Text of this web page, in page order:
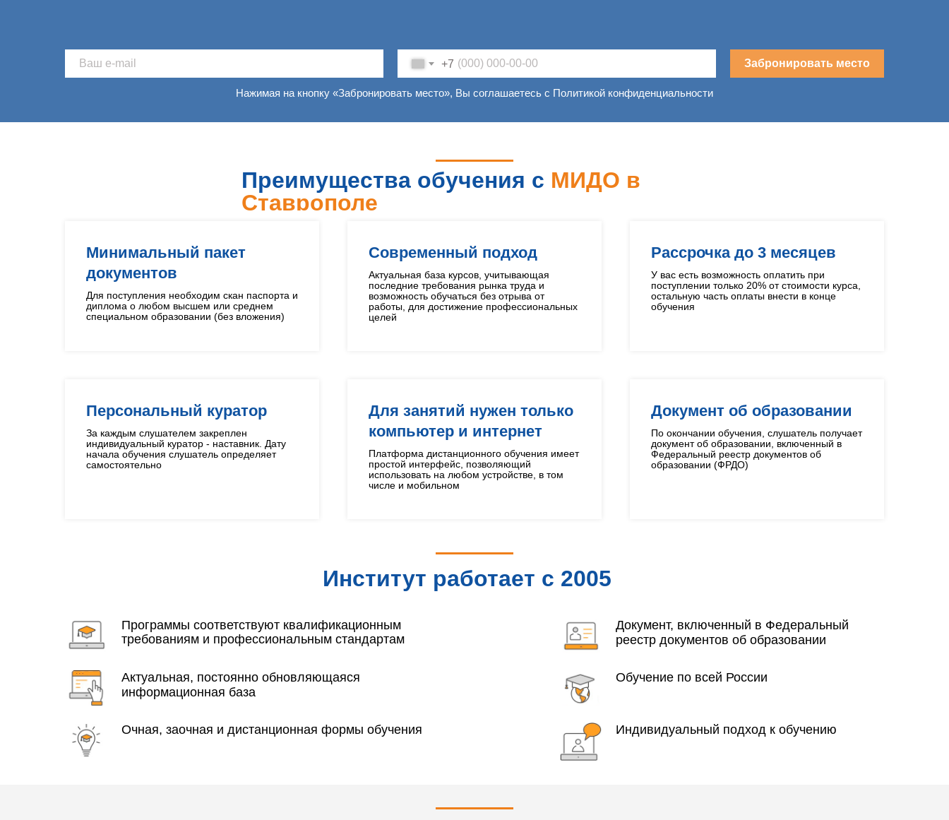
+7 Забронировать место
Нажимая на кнопку «Забронировать место», Вы соглашаетесь с Политикой конфиденциальности
Преимущества обучения с МИДО в
Ставрополе
Минимальный пакет
документов
Для поступления необходим скан паспорта и
диплома о любом высшем или среднем
специальном образовании (без вложения)
Современный подход
Актуальная база курсов, учитывающая
последние требования рынка труда и
возможность обучаться без отрыва от
работы, для достижение профессиональных
целей
Рассрочка до 3 месяцев
У вас есть возможность оплатить при
поступлении только 20% от стоимости курса,
остальную часть оплаты внести в конце
обучения
Персональный куратор
За каждым слушателем закреплен
индивидуальный куратор - наставник. Дату
начала обучения слушатель определяет
самостоятельно
Для занятий нужен только
компьютер и интернет
Платформа дистанционного обучения имеет
простой интерфейс, позволяющий
использовать на любом устройстве, в том
числе и мобильном
Документ об образовании
По окончании обучения, слушатель получает
документ об образовании, включенный в
Федеральный реестр документов об
образовании (ФРДО)
Институт работает с 2005
Программы соответствуют квалификационным
требованиям и профессиональным стандартам
Документ, включенный в Федеральный
реестр документов об образовании
Актуальная, постоянно обновляющаяся
информационная база
Обучение по всей России
Очная, заочная и дистанционная формы обучения Индивидуальный подход к обучению